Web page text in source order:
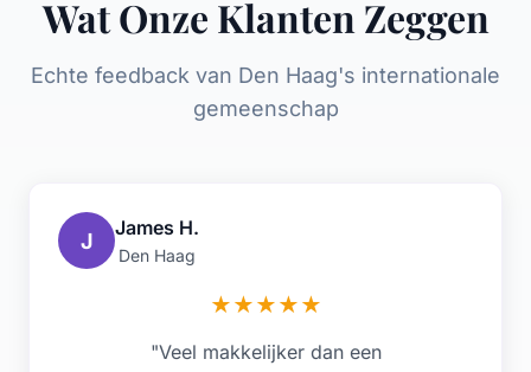
Wat Onze Klanten Zeggen
Echte feedback van Den Haag's internationale
gemeenschap
J
James H.
Den Haag
★★★★★
"Veel makkelijker dan een